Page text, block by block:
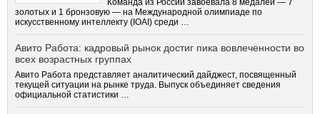
Команда из России завоевала 8 медалей — 7
золотых и 1 бронзовую — на Международной олимпиаде по
искусственному интеллекту (IOAI) среди …
Авито Работа: кадровый рынок достиг пика вовлеченности во
всех возрастных группах
Авито Работа представляет аналитический дайджест, посвященный
текущей ситуации на рынке труда. Выпуск объединяет сведения
официальной статистики …